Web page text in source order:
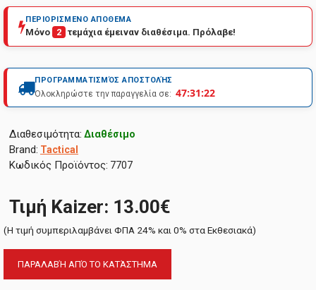
ΠΕΡΙΟΡΙΣΜΕΝΟ ΑΠΟΘΕΜΑ
Μόνο 2 τεμάχια έμειναν διαθέσιμα. Πρόλαβε!
ΠΡΟΓΡΑΜΜΑΤΙΣΜΌΣ ΑΠΟΣΤΟΛΉΣ
Ολοκληρώστε την παραγγελία σε: 47:31:21
Διαθεσιμότητα: Διαθέσιμο
Brand: Tactical
Κωδικός Προϊόντος: 7707
ΠΑΡΑΛΑΒΉ ΑΠΌ ΤΟ ΚΑΤΆΣΤΗΜΑ
Τιμή Kaizer: 13.00€
(H τιμή συμπεριλαμβάνει ΦΠΑ 24% και 0% στα Εκθεσιακά)